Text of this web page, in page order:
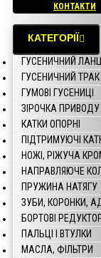
КОНТАКТИ
КАТЕГОРІЇ
ГУСЕНИЧНИЙ
ГУСЕНИЧНИЙ
ГУМОВІ ГУСЕНИЦІ
ЗІРОЧКА ПРИВОДУ
КАТКИ ОПОРНІ
ПІДТРИМУЮЧІ
НОЖІ, РІЖУЧА
НАПРАВЛЯЮЧЕ
ПРУЖИНА НАТЯГУ
ЗУБИ, КОРОНКИ,
БОРТОВІ
ПАЛЬЦІ І ВТУЛКИ
МАСЛА, ФІЛЬТРИ